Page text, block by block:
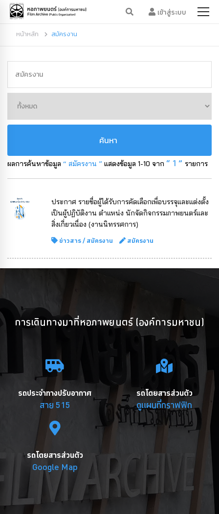
เข้าสู่ระบบ
หน้าหลัก สมัครงาน
ค้นหา
ผลการค้นหาข้อมูล “ สมัครงาน ” แสดงข้อมูล 1-10 จาก “ 1 ” รายการ
ประกาศ รายชื่อผู้ได้รับการคัดเลือกเพื่อบรรจุและแต่งตั้ง
เป็นผู้ปฏิบัติงาน ตำแหน่ง นักจัดกิจกรรมภาพยนตร์และ
สิ่งเกี่ยวเนื่อง (งานนิทรรศการ)
ข่าวสาร/ สมัครงาน สมัครงาน
การเดินทางมาที่หอภาพยนตร์ (องค์การมหาชน)
รถประจำทางปรับอากาศ
สาย 515
รถโดยสารส่วนตัว
ดูแผนที่กราฟฟิก
รถโดยสารส่วนตัว
Google Map